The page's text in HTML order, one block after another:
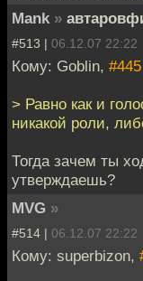
Mank »
#513 | 06.12.07 22:22
Кому: Goblin, #445
> Равно как и
никакой роли,
Тогда зачем ты
утверждаешь?
MVG »
#514 | 06.12.07 22:22
Кому: superbizon,